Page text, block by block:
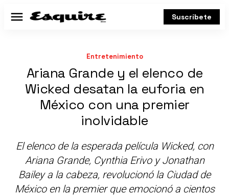
Menú Suscríbete
Entretenimiento
Ariana Grande y el elenco de
Wicked desatan la euforia en
México con una premier
inolvidable
El elenco de la esperada película Wicked, con
Ariana Grande, Cynthia Erivo y Jonathan
Bailey a la cabeza, revolucionó la Ciudad de
México en la premier que emocionó a cientos